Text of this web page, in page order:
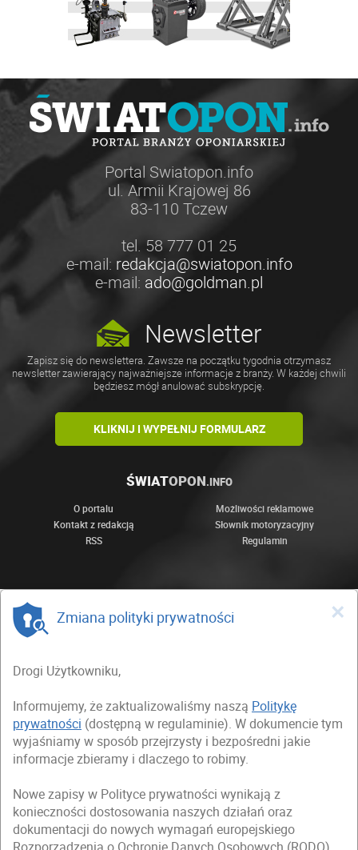
Portal Swiatopon.info
ul. Armii Krajowej 86
83-110 Tczew
tel. 58 777 01 25
e-mail: redakcja@swiatopon.info
e-mail: ado@goldman.pl
Newsletter
Zapisz się do newslettera. Zawsze na początku tygodnia otrzymasz
newsletter zawierający najważniejsze informacje z branży. W każdej chwili
będziesz mógł anulować subskrypcję.
KLIKNIJ I WYPEŁNIJ FORMULARZ
ŚWIATOPON.INFO
O portalu
Możliwości reklamowe
Kontakt z redakcją
Słownik motoryzacyjny
RSS
Regulamin
×
Zmiana polityki prywatności
Drogi Użytkowniku,
Informujemy, że zaktualizowaliśmy naszą Politykę
prywatności (dostępną w regulaminie). W dokumencie tym
wyjaśniamy w sposób przejrzysty i bezpośredni jakie
informacje zbieramy i dlaczego to robimy.
Nowe zapisy w Polityce prywatności wynikają z
konieczności dostosowania naszych działań oraz
dokumentacji do nowych wymagań europejskiego